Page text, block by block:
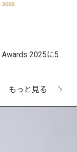
Awards 2025に5
もっと見る